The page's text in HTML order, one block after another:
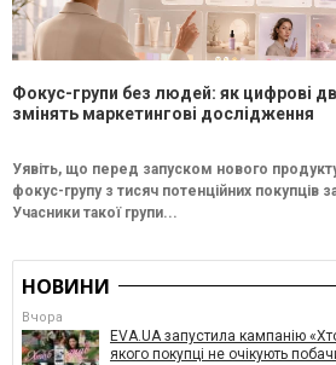
Фокус-групи без людей: як цифрові
змінять маркетингові дослідження
Уявіть, що перед запуском нового
фокус-групу з тисяч потенційних покупців
Учасники такої групи...
НОВИНИ
Вчора
EVA.UA запустила кампанію
якого покупці не очікують